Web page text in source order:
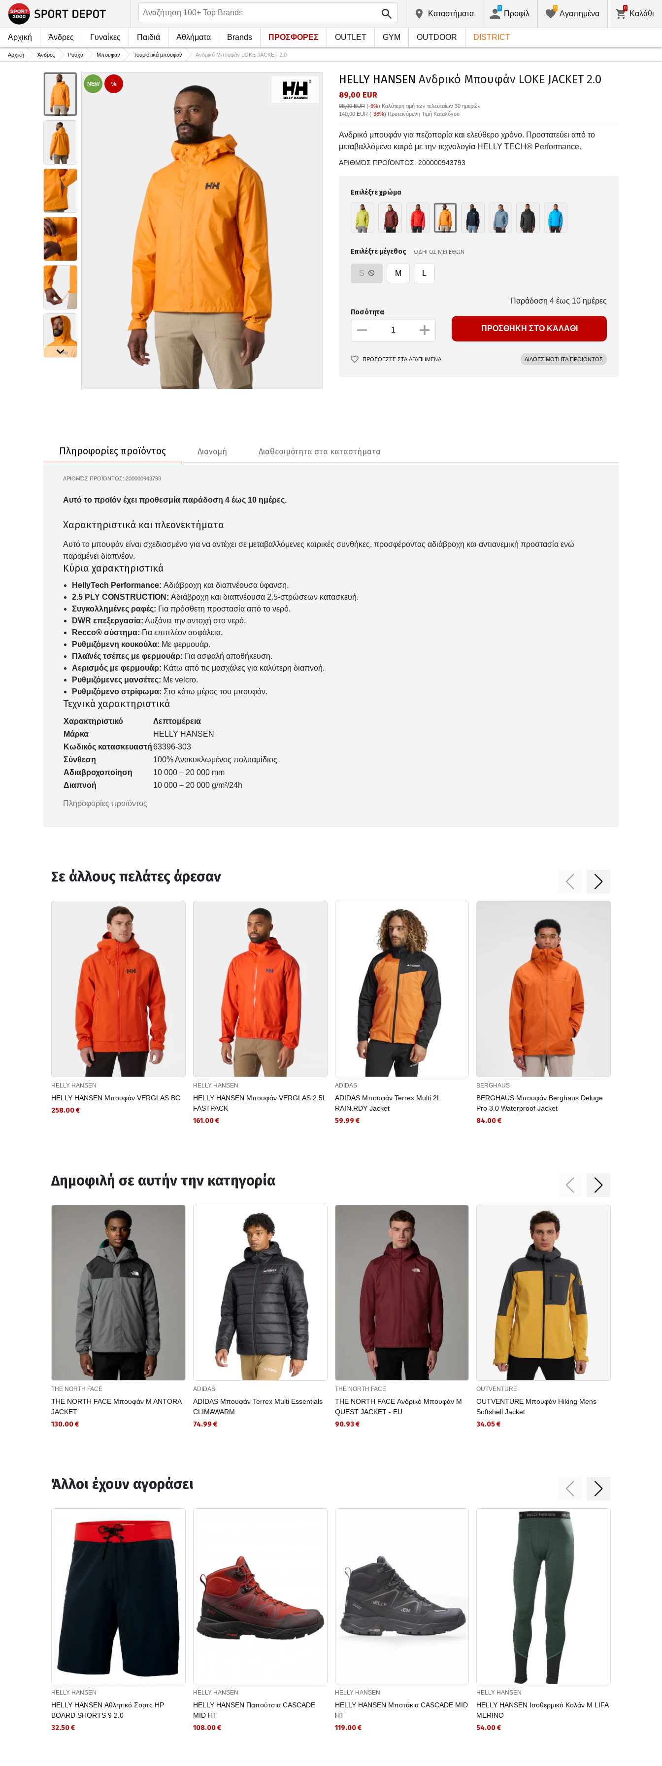
Kαταστήματα Προφίλ
0
Αγαπημένα
0
Καλάθι
0
Αρχική Άνδρες Γυναίκες Παιδιά Αθλήματα Brands ΠΡΟΣΦΟΡΕΣ OUTLET GYM OUTDOOR DISTRICT
Αρχική Άνδρες Ρούχα Μπουφάν Τουριστικά μπουφάν Ανδρικό Μπουφάν LOKE JACKET 2.0
NEW % HELLY HANSEN Ανδρικό Μπουφάν LOKE JACKET 2.0
89,00 EUR
95,00 EUR (-6%) Καλύτερη τιμή των τελευταίων 30 ημερών
140,00 EUR (-36%) Προτεινόμενη Τιμή Καταλόγου
Ανδρικό μπουφάν για πεζοπορία και ελεύθερο χρόνο. Προστατεύει από το
μεταβαλλόμενο καιρό με την τεχνολογία HELLY TECH® Performance.
ΑΡΙΘΜΌΣ ΠΡΟΪΌΝΤΟΣ: 200000943793
Επιλέξτε χρώμα
Επιλέξτε μέγεθος ΟΔΗΓΟΣ ΜΕΓΕΘΩΝ
S M L
Παράδοση 4 έως 10 ημέρες
Ποσότητα
ΠΡΟΣΘΗΚΗ ΣΤΟ ΚΑΛΑΘΙ
ΠΡΟΣΘΕΣΤΕ ΣΤΑ ΑΓΑΠΗΜΕΝΑ ΔΙΑΘΕΣΙΜΟΤΗΤΑ ΠΡΟΪΟΝΤΟΣ
Πληροφορίες προϊόντος Διανομή Διαθεσιμότητα στα καταστήματα
ΑΡΙΘΜΌΣ ΠΡΟΪΌΝΤΟΣ: 200000943793
Αυτό το προϊόν έχει προθεσμία παράδοση 4 έως 10 ημέρες.
Χαρακτηριστικά και πλεονεκτήματα
Αυτό το μπουφάν είναι σχεδιασμένο για να αντέχει σε μεταβαλλόμενες καιρικές συνθήκες, προσφέροντας αδιάβροχη και αντιανεμική προστασία ενώ
παραμένει διαπνέον.
Κύρια χαρακτηριστικά
HellyTech Performance: Αδιάβροχη και διαπνέουσα ύφανση.
2.5 PLY CONSTRUCTION: Αδιάβροχη και διαπνέουσα 2.5-στρώσεων κατασκευή.
Συγκολλημένες ραφές: Για πρόσθετη προστασία από το νερό.
DWR επεξεργασία: Αυξάνει την αντοχή στο νερό.
Recco® σύστημα: Για επιπλέον ασφάλεια.
Ρυθμιζόμενη κουκούλα: Με φερμουάρ.
Πλαϊνές τσέπες με φερμουάρ: Για ασφαλή αποθήκευση.
Αερισμός με φερμουάρ: Κάτω από τις μασχάλες για καλύτερη διαπνοή.
Ρυθμιζόμενες μανσέτες: Με velcro.
Ρυθμιζόμενο στρίφωμα: Στο κάτω μέρος του μπουφάν.
Τεχνικά χαρακτηριστικά
Πληροφορίες προϊόντος
Χαρακτηριστικό
Λεπτομέρεια
Μάρκα
HELLY HANSEN
Κωδικός κατασκευαστή63396-303
Σύνθεση
100% Ανακυκλωμένος πολυαμίδιος
Αδιαβροχοποίηση
10 000 – 20 000 mm
Διαπνοή
10 000 – 20 000 g/m²/24h
Σε άλλους πελάτες άρεσαν
HELLY HANSEN
HELLY HANSEN Μπουφάν VERGLAS BC
258.00 €
HELLY HANSEN
HELLY HANSEN Μπουφάν VERGLAS 2.5L
FASTPACK
161.00 €
ADIDAS
ADIDAS Μπουφάν Terrex Multi 2L
RAIN.RDY Jacket
59.99 €
BERGHAUS
BERGHAUS Μπουφάν Berghaus Deluge
Pro 3.0 Waterproof Jacket
84.00 €
Δημοφιλή σε αυτήν την κατηγορία
THE NORTH FACE
THE NORTH FACE Μπουφάν M ANTORA
JACKET
130.00 €
ADIDAS
ADIDAS Μπουφάν Terrex Multi Essentials
CLIMAWARM
74.99 €
THE NORTH FACE
THE NORTH FACE Ανδρικό Μπουφάν M
QUEST JACKET - EU
90.93 €
OUTVENTURE
OUTVENTURE Μπουφάν Hiking Mens
Softshell Jacket
34.05 €
Άλλοι έχουν αγοράσει
HELLY HANSEN
HELLY HANSEN Αθλητικό Σορτς HP
BOARD SHORTS 9 2.0
32.50 €
HELLY HANSEN
HELLY HANSEN Παπούτσια CASCADE
MID HT
108.00 €
HELLY HANSEN
HELLY HANSEN Μποτάκια CASCADE MID
HT
119.00 €
HELLY HANSEN
HELLY HANSEN Ισοθερμικό Κολάν M LIFA
MERINO
54.00 €